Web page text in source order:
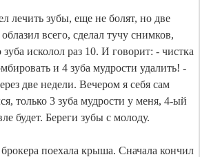
лечить зубы, еще не болят, но две
всего, сделал тучу снимков,
исколол раз 10. И говорит: - чистка
и 4 зуба мудрости удалить! -
две недели. Вечером я себя сам
только 3 зуба мудрости у меня, 4-ый
будет. Береги зубы с молоду.
поехала крыша. Сначала кончил